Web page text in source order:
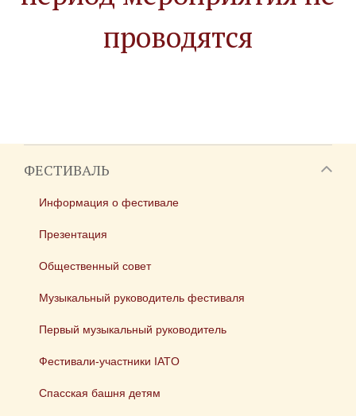
проводятся
ФЕСТИВАЛЬ
Информация о фестивале
Презентация
Общественный совет
Музыкальный руководитель фестиваля
Первый музыкальный руководитель
Фестивали-участники IATO
Спасская башня детям